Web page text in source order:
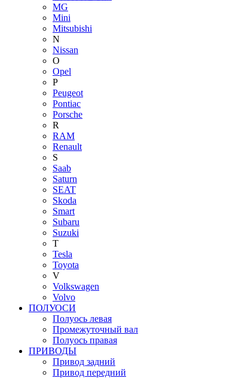
MG
Mini
Mitsubishi
N
Nissan
O
Opel
P
Peugeot
Pontiac
Porsche
R
RAM
Renault
S
Saab
Saturn
SEAT
Skoda
Smart
Subaru
Suzuki
T
Tesla
Toyota
V
Volkswagen
Volvo
ПОЛУОСИ
Полуось левая
Промежуточный вал
Полуось правая
ПРИВОДЫ
Привод задний
Привод передний